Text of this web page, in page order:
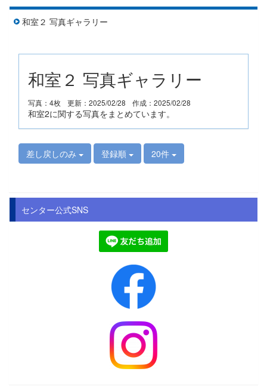
和室２ 写真ギャラリー
和室２ 写真ギャラリー
写真：4枚 更新：2025/02/28 作成：2025/02/28
和室2に関する写真をまとめています。
差し戻しのみ 登録順 20件
センター公式SNS